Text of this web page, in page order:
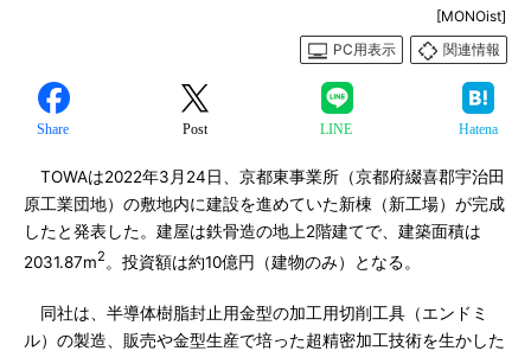
[MONOist]
PC用表示
関連情報
Share Post LINE Hatena
TOWAは2022年3月24日、京都東事業所（京都府綴喜郡宇治田
原工業団地）の敷地内に建設を進めていた新棟（新工場）が完成
したと発表した。建屋は鉄骨造の地上2階建てで、建築面積は
2031.87m2 。投資額は約10億円（建物のみ）となる。
同社は、半導体樹脂封止用金型の加工用切削工具（エンドミ
ル）の製造、販売や金型生産で培った超精密加工技術を生かした